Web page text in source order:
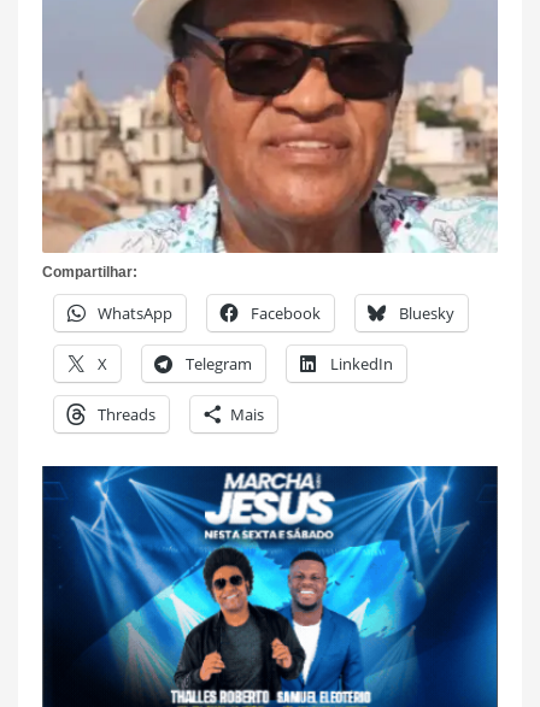
Compartilhar:
WhatsApp Facebook Bluesky
X Telegram LinkedIn
Threads Mais